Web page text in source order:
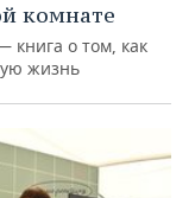
комнате
книга о том, как
жизнь